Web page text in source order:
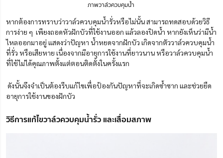
ภาพวาล์วควบคุมน้ำ
หากต้องการทราบว่าวาล์วควบคุมน้ำรั่วหรือไม่นั้น สามารถทดสอบด้วยวิธี
การง่าย ๆ เพียงถอดหัวฝักบัวที่ใช้งานออก แล้วลองปิดน้ำ หากยังเห็นว่ามีน้ำ
ไหลออกมาอยู่ แสดงว่าปัญหา น้ำหยดจากฝักบัว เกิดจากตัววาล์วควบคุมน้ำ
ที่รั่ว หรือเสียหาย เนื่องจากมีอายุการใช้งานที่ยาวนาน หรือวาล์วควบคุมน้ำ
ที่ใช้ไม่ได้คุณภาพตั้งแต่ตอนติดตั้งในครั้งแรก
ดังนั้นจึงจำเป็นต้องรีบแก้ไขเพื่อป้องกันปัญหาที่จะเกิดซ้ำซาก และช่วยยืด
อายุการใช้งานของฝักบัว
วิธีการแก้ไขวาล์วควบคุมน้ำรั่ว และเสื่อมสภาพ